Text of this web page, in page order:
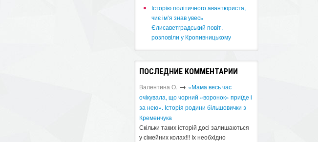
Історію політичного авантюриста,
чиє ім’я знав увесь
Єлисаветградський повіт,
розповіли у Кропивницькому
ПОСЛЕДНИЕ КОММЕНТАРИИ
Валентина О. → «Мама весь час
очікувала, що чорний «воронок» приїде і
за нею». Історія родини більшовички з
Кременчука
Скільки таких історій досі залишаються
у сімейних колах!!! Іх необхідно